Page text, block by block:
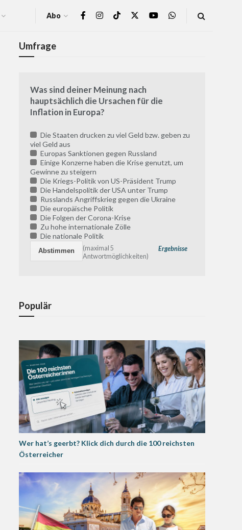
Abo
Umfrage
Was sind deiner Meinung nach
hauptsächlich die Ursachen für die
Inflation in Europa?
Die Staaten drucken zu viel Geld bzw. geben zu
viel Geld aus
Europas Sanktionen gegen Russland
Einige Konzerne haben die Krise genutzt, um
Gewinne zu steigern
Die Kriegs-Politik von US-Präsident Trump
Die Handelspolitik der USA unter Trump
Russlands Angriffskrieg gegen die Ukraine
Die europäische Politik
Die Folgen der Corona-Krise
Zu hohe internationale Zölle
Die nationale Politik
Ergebnisse
(maximal 5
Antwortmöglichkeiten)
Populär
Wer hat’s geerbt? Klick dich durch die 100 reichsten
Österreicher